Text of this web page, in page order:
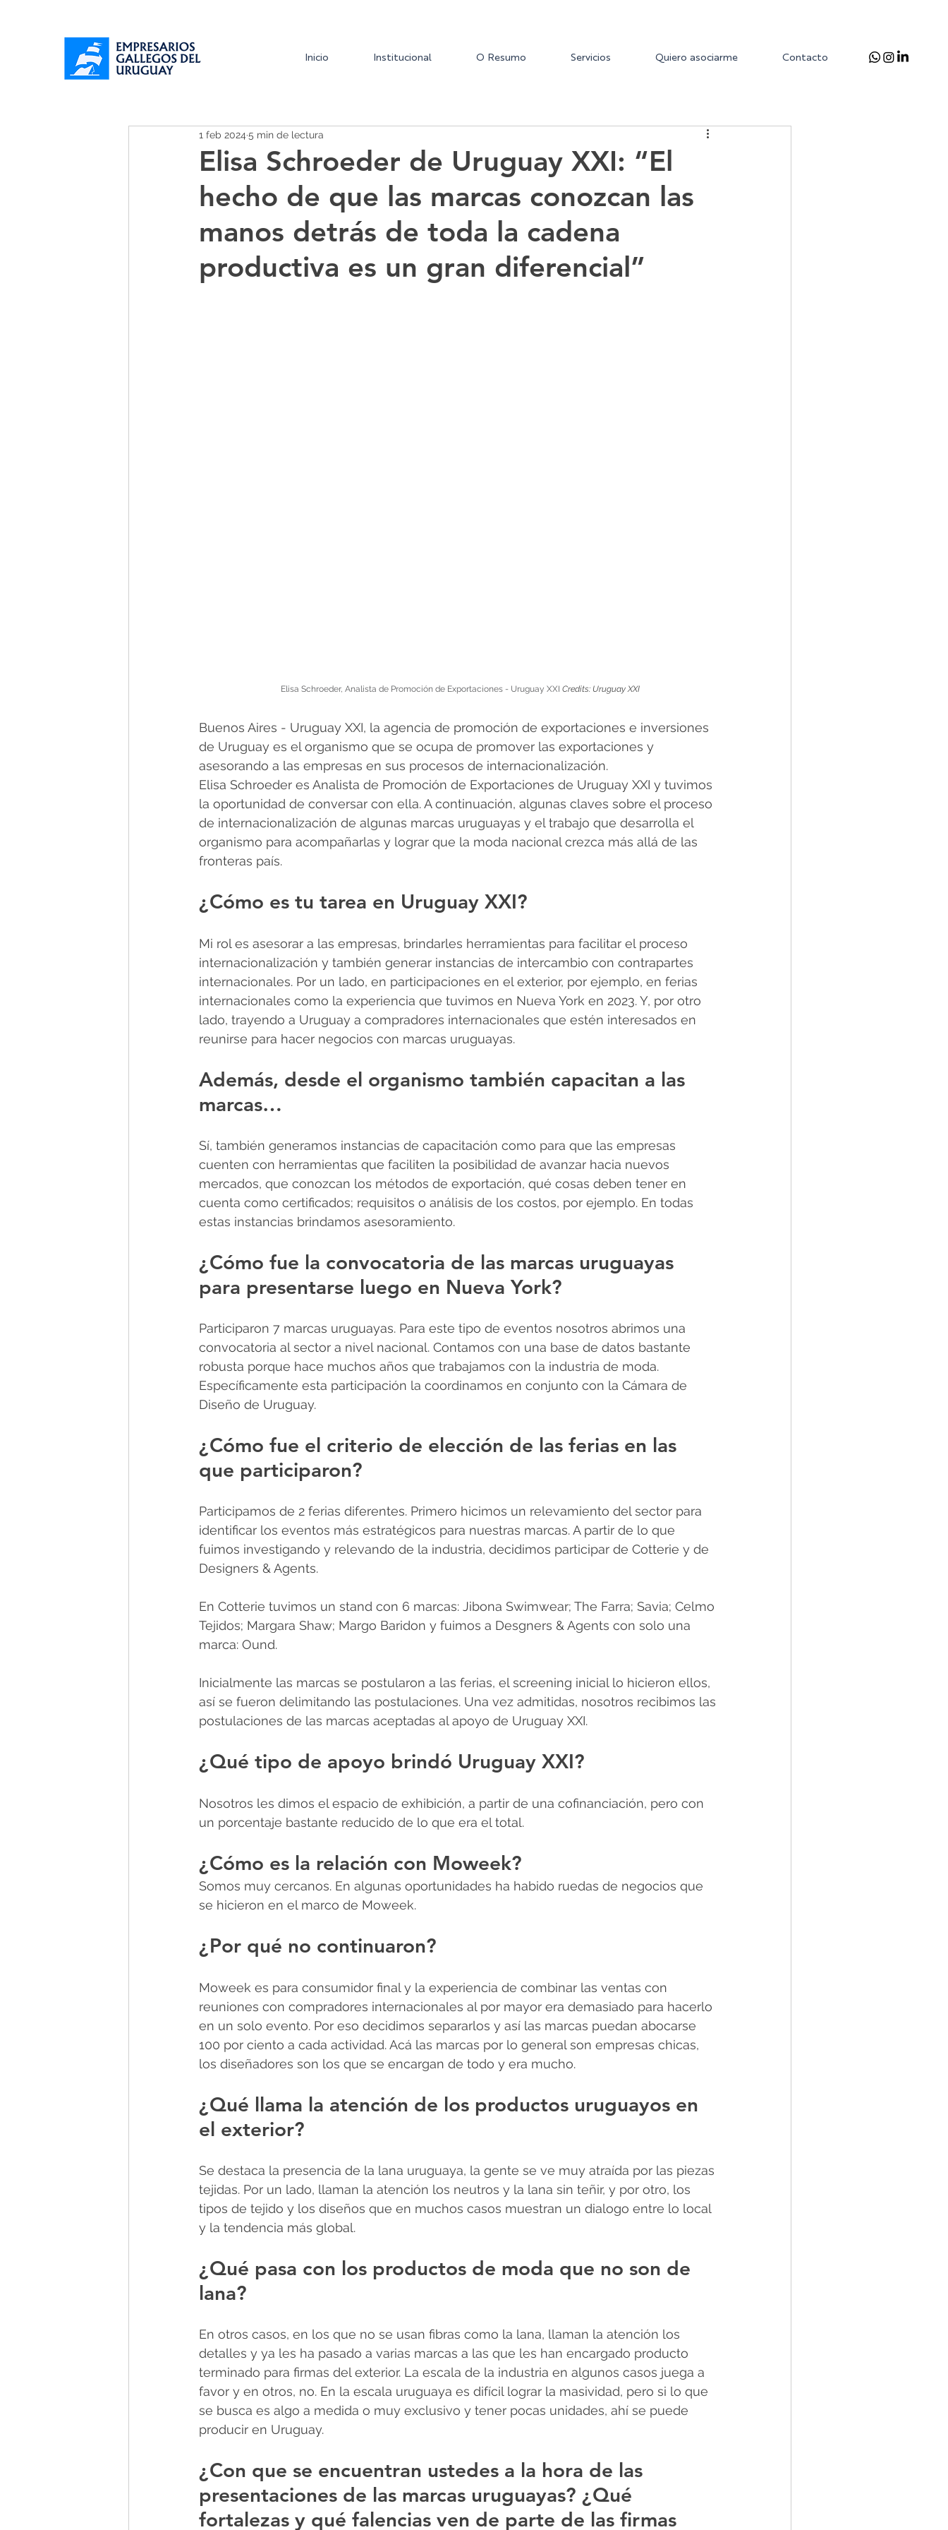
Inicio Institucional O Resumo Servicios Quiero asociarme Contacto
Elisa Schroeder de Uruguay XXI: “El
hecho de que las marcas conozcan las
manos detrás de toda la cadena
productiva es un gran diferencial”
1 feb 2024 5 min de lectura
Elisa Schroeder, Analista de Promoción de Exportaciones - Uruguay XXI Credits: Uruguay XXI
Buenos Aires - Uruguay XXI, la agencia de promoción de exportaciones e inversiones
de Uruguay es el organismo que se ocupa de promover las exportaciones y
asesorando a las empresas en sus procesos de internacionalización.
Elisa Schroeder es Analista de Promoción de Exportaciones de Uruguay XXI y tuvimos
la oportunidad de conversar con ella. A continuación, algunas claves sobre el proceso
de internacionalización de algunas marcas uruguayas y el trabajo que desarrolla el
organismo para acompañarlas y lograr que la moda nacional crezca más allá de las
fronteras país.
¿Cómo es tu tarea en Uruguay XXI?
Mi rol es asesorar a las empresas, brindarles herramientas para facilitar el proceso
internacionalización y también generar instancias de intercambio con contrapartes
internacionales. Por un lado, en participaciones en el exterior, por ejemplo, en ferias
internacionales como la experiencia que tuvimos en Nueva York en 2023. Y, por otro
lado, trayendo a Uruguay a compradores internacionales que estén interesados en
reunirse para hacer negocios con marcas uruguayas.
Además, desde el organismo también capacitan a las
marcas…
Sí, también generamos instancias de capacitación como para que las empresas
cuenten con herramientas que faciliten la posibilidad de avanzar hacia nuevos
mercados, que conozcan los métodos de exportación, qué cosas deben tener en
cuenta como certificados; requisitos o análisis de los costos, por ejemplo. En todas
estas instancias brindamos asesoramiento.
¿Cómo fue la convocatoria de las marcas uruguayas
para presentarse luego en Nueva York?
Participaron 7 marcas uruguayas. Para este tipo de eventos nosotros abrimos una
convocatoria al sector a nivel nacional. Contamos con una base de datos bastante
robusta porque hace muchos años que trabajamos con la industria de moda.
Específicamente esta participación la coordinamos en conjunto con la Cámara de
Diseño de Uruguay.
¿Cómo fue el criterio de elección de las ferias en las
que participaron?
Participamos de 2 ferias diferentes. Primero hicimos un relevamiento del sector para
identificar los eventos más estratégicos para nuestras marcas. A partir de lo que
fuimos investigando y relevando de la industria, decidimos participar de Cotterie y de
Designers & Agents.
En Cotterie tuvimos un stand con 6 marcas: Jibona Swimwear; The Farra; Savia; Celmo
Tejidos; Margara Shaw; Margo Baridon y fuimos a Desgners & Agents con solo una
marca: Ound.
Inicialmente las marcas se postularon a las ferias, el screening inicial lo hicieron ellos,
así se fueron delimitando las postulaciones. Una vez admitidas, nosotros recibimos las
postulaciones de las marcas aceptadas al apoyo de Uruguay XXI.
¿Qué tipo de apoyo brindó Uruguay XXI?
Nosotros les dimos el espacio de exhibición, a partir de una cofinanciación, pero con
un porcentaje bastante reducido de lo que era el total.
¿Cómo es la relación con Moweek?
Somos muy cercanos. En algunas oportunidades ha habido ruedas de negocios que
se hicieron en el marco de Moweek.
¿Por qué no continuaron?
Moweek es para consumidor final y la experiencia de combinar las ventas con
reuniones con compradores internacionales al por mayor era demasiado para hacerlo
en un solo evento. Por eso decidimos separarlos y así las marcas puedan abocarse
100 por ciento a cada actividad. Acá las marcas por lo general son empresas chicas,
los diseñadores son los que se encargan de todo y era mucho.
¿Qué llama la atención de los productos uruguayos en
el exterior?
Se destaca la presencia de la lana uruguaya, la gente se ve muy atraída por las piezas
tejidas. Por un lado, llaman la atención los neutros y la lana sin teñir, y por otro, los
tipos de tejido y los diseños que en muchos casos muestran un dialogo entre lo local
y la tendencia más global.
¿Qué pasa con los productos de moda que no son de
lana?
En otros casos, en los que no se usan fibras como la lana, llaman la atención los
detalles y ya les ha pasado a varias marcas a las que les han encargado producto
terminado para firmas del exterior. La escala de la industria en algunos casos juega a
favor y en otros, no. En la escala uruguaya es difícil lograr la masividad, pero si lo que
se busca es algo a medida o muy exclusivo y tener pocas unidades, ahí se puede
producir en Uruguay.
¿Con que se encuentran ustedes a la hora de las
presentaciones de las marcas uruguayas? ¿Qué
fortalezas y qué falencias ven de parte de las firmas